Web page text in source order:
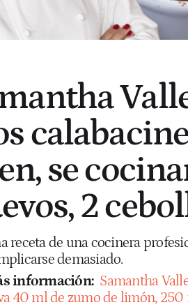
se
2
receta de una cocinera
demasiado.
información: Samantha
40 ml de zumo de limón, 250